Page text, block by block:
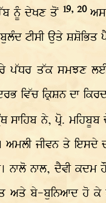
ਨੂੰ ਦੇਖਣ ਤੋਂ 19, 20
ਟੀਸੀ ਉਤੇ ਸ਼ਸ਼ੋਭਿਤ
ਪੱਧਰ ਤੱਕ ਸਮਝਣ ਲਈ
ਵਿੱਚ ਕ੍ਰਿਸ਼ਨ ਦਾ
ਸਾਹਿਬ ਨੇ, ਪ੍ਰੋ. ਮਹਿਬੂਬ
ਅਮਲੀ ਜੀਵਨ ਤੇ
ਹੈ। ਨਾਲੋ ਨਾਲ, ਦੈਵੀ
ਬੇ-ਬੁਨਿਆਦ ਹੋ ਕੇ